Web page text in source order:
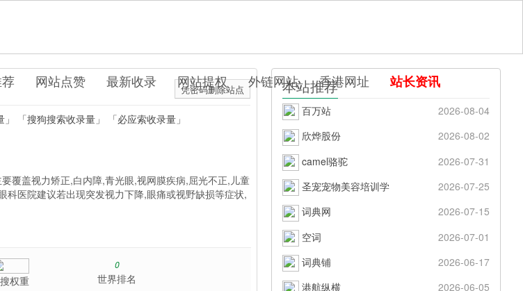
网站点赞 最新收录 网站提权 外链网站 香港网址 站长资讯
凭密码删除站点
「搜狗搜索收录量」
「必应索收录量」
覆盖视力矫正,白内障,青光眼,视网膜疾病,屈光不正,儿童
医院建议若出现突发视力下降,眼痛或视野缺损等症状,
权重
0
世界排名
本站推荐
百万站
2026-08-04
欣烨股份
2026-08-02
camel骆驼
2026-07-31
圣宠宠物美容培训学
2026-07-25
词典网
2026-07-15
空词
2026-07-01
词典铺
2026-06-17
港航纵横
2026-06-05